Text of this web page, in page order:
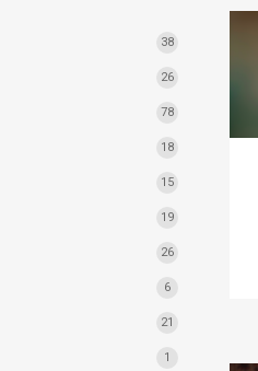
38
26
78
18
15
19
26
6
21
1